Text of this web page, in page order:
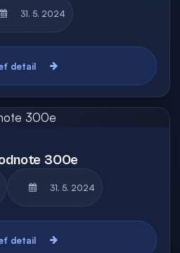
31. 5. 2024
detail
300e
31. 5. 2024
detail